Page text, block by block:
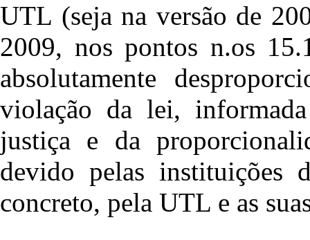
UTL (seja na versão de
2009, nos pontos n.os
absolutamente
violação da lei,
justiça e da
devido pelas instituições
concreto, pela UTL e as